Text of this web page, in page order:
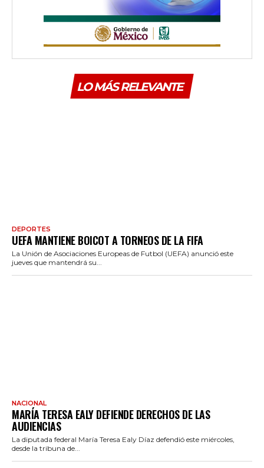
LO MÁS RELEVANTE
DEPORTES
UEFA MANTIENE BOICOT A TORNEOS DE LA FIFA
La Unión de Asociaciones Europeas de Futbol (UEFA) anunció este
jueves que mantendrá su...
NACIONAL
MARÍA TERESA EALY DEFIENDE DERECHOS DE LAS
AUDIENCIAS
La diputada federal María Teresa Ealy Díaz defendió este miércoles,
desde la tribuna de...